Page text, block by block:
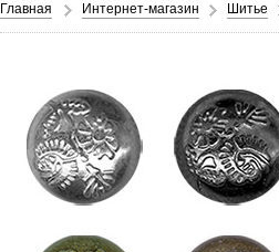
Главная Интернет-магазин Шитье